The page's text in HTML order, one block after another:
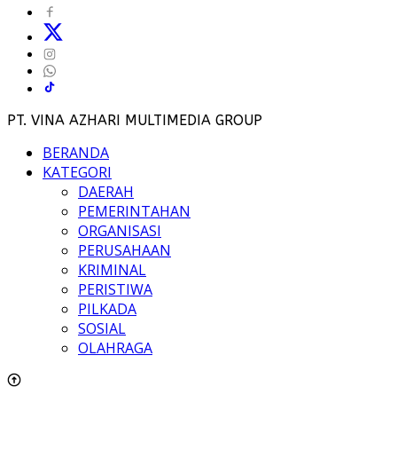
PT. VINA AZHARI MULTIMEDIA GROUP
BERANDA
KATEGORI
DAERAH
PEMERINTAHAN
ORGANISASI
PERUSAHAAN
KRIMINAL
PERISTIWA
PILKADA
SOSIAL
OLAHRAGA